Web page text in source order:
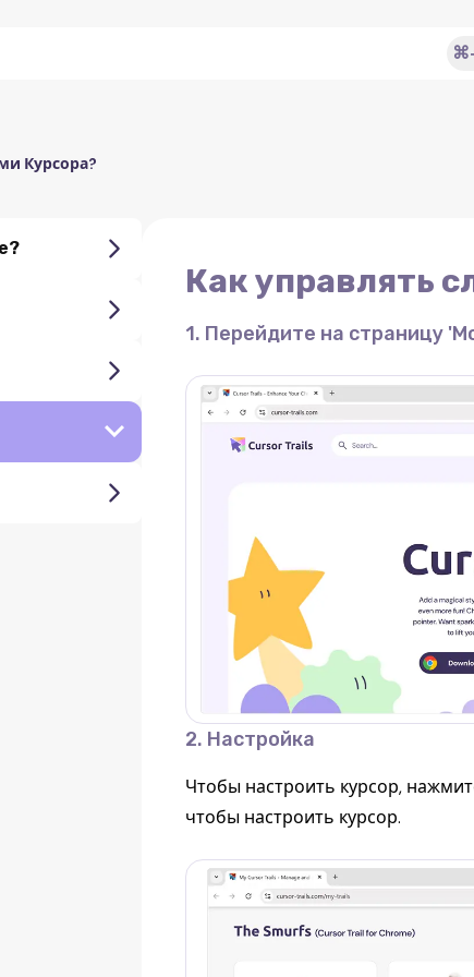
Курсора?
Как управлять
1. Перейдите на страницу
2. Настройка
Чтобы настроить курсор,
чтобы настроить курсор.